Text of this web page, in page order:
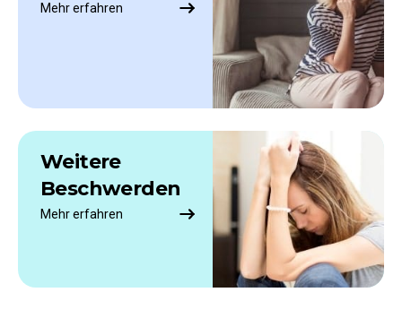
Mehr erfahren
Weitere
Beschwerden
Mehr erfahren